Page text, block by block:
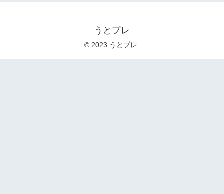
うとプレ
© 2023 うとプレ.